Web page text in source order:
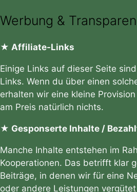
Werbung &
★ Affiliate-Links
Einige Links auf dieser Seite
Links. Wenn du über einen
erhalten wir eine kleine
am Preis natürlich nichts.
★ Gesponserte Inhalte /
Manche Inhalte entstehen im
Kooperationen. Das betrifft klar
Beiträge, in denen wir für eine
oder andere Leistungen